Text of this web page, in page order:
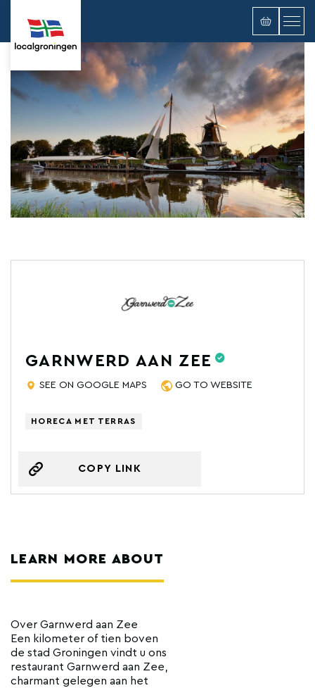
GARNWERD AAN ZEE
SEE ON GOOGLE MAPS GO TO WEBSITE
HORECA MET TERRAS
COPY LINK
LEARN MORE ABOUT
Over Garnwerd aan Zee
Een kilometer of tien boven
de stad Groningen vindt u ons
restaurant Garnwerd aan Zee,
charmant gelegen aan het